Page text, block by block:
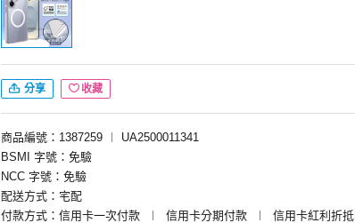
分享 收藏
商品編號：1387259 ︱
UA2500011341
BSMI 字號：免驗
NCC 字號：免驗
配送方式：宅配
付款方式：信用卡一次付款
︱ 信用卡分期付款 ︱ 信用卡紅利折抵